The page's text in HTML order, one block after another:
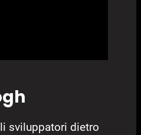
sviluppatori dietro